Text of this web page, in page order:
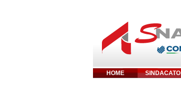
HOME SINDACATO